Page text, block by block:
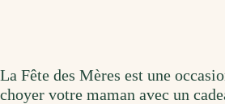
La Fête des Mères est une
choyer votre maman avec un